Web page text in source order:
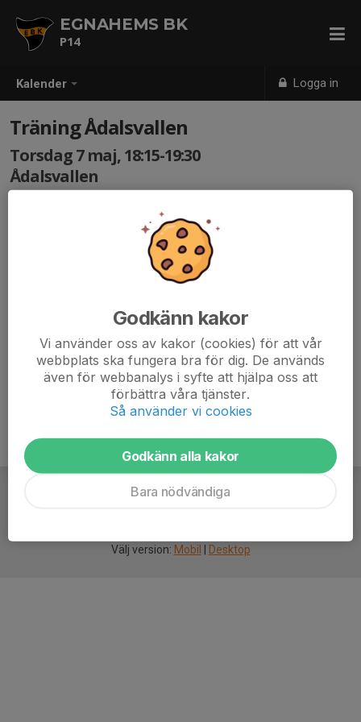
Kalender Logga in
EGNAHEMS BK
P14
Träning Ådalsvallen
Torsdag 7 maj, 18:15-19:30
Ådalsvallen
Välj version: Mobil Desktop
Godkänn kakor
Vi använder oss av kakor (cookies) för att vår
webbplats ska fungera bra för dig. De används
även för webbanalys i syfte att hjälpa oss att
förbättra våra tjänster.
Så använder vi cookies
Godkänn alla kakor
Bara nödvändiga